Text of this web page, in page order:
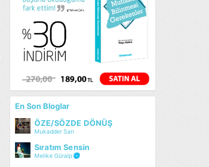
En Son Bloglar
ÖZE/SÖZDE DÖNÜŞ
Mukadder Sarı
Sıratım Sensin
Melike Güralp